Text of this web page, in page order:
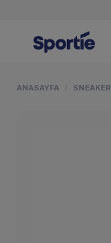
ANASAYFA SNEAKER